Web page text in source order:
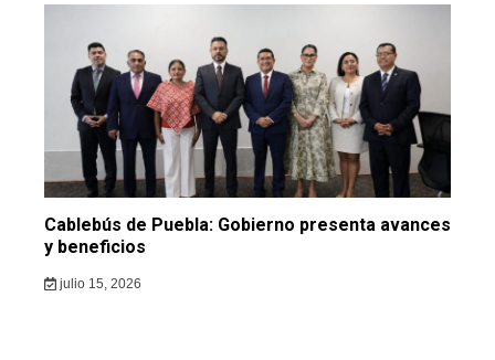
Cablebús de Puebla: Gobierno presenta avances
y beneficios
julio 15, 2026